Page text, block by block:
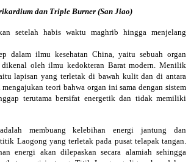
dan Triple Burner (San Jiao)
setelah habis waktu maghrib hingga menjelang
dalam ilmu kesehatan China, yaitu sebuah organ
oleh ilmu kedokteran Barat modern. Menilik
lapisan yang terletak di bawah kulit dan di antara
teori bahwa organ ini sama dengan sistem
terutama bersifat energetik dan tidak memiliki
membuang kelebihan energi jantung dan
Laogong yang terletak pada pusat telapak tangan.
energi akan dilepaskan secara alamiah sehingga